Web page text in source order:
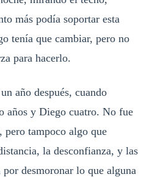
más podía soportar esta
tenía que cambiar, pero no
para hacerlo.
año después, cuando
años y Diego cuatro. No fue
pero tampoco algo que
la desconfianza, y las
desmoronar lo que alguna